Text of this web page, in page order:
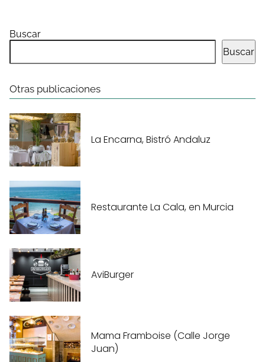
Buscar
Buscar
Otras publicaciones
La Encarna, Bistró Andaluz
Restaurante La Cala, en Murcia
AviBurger
Mama Framboise (Calle Jorge
Juan)